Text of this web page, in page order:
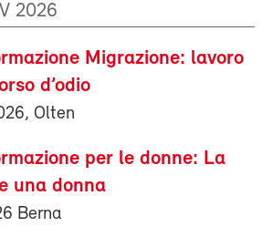
2026
Migrazione: lavoro
d’odio
Olten
per le donne: La
una donna
Berna